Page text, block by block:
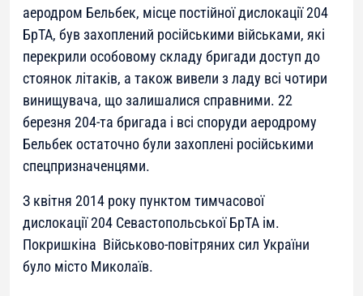
аеродром Бельбек, місце постійної дислокації 204
БрТА, був захоплений російськими військами, які
перекрили особовому складу бригади доступ до
стоянок літаків, а також вивели з ладу всі чотири
винищувача, що залишалися справними. 22
березня 204-та бригада і всі споруди аеродрому
Бельбек остаточно були захоплені російськими
спецпризначенцями.
З квітня 2014 року пунктом тимчасової
дислокації 204 Севастопольської БрТА ім.
Покришкіна Військово-повітряних сил України
було місто Миколаїв.